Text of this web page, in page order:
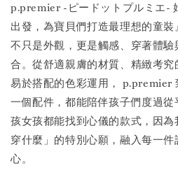
p.premier -ピードットプルミエ-
出發，為寶貝們打造最理想的童
不只是外觀，更是觸感、穿著體
合。從舒適親膚的材質、精緻考
易於搭配的色彩運用， p.premier
一個配件，都能陪伴孩子們度過
孩女孩都能找到心儀的款式，因
穿什麼」的特別心願，融入每一
心。